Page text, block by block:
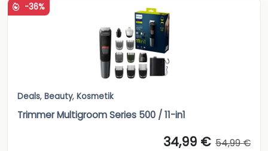
-36%
Deals, Beauty, Kosmetik
Trimmer Multigroom Series 500 / 11-in1
34,99 € 54,99 €